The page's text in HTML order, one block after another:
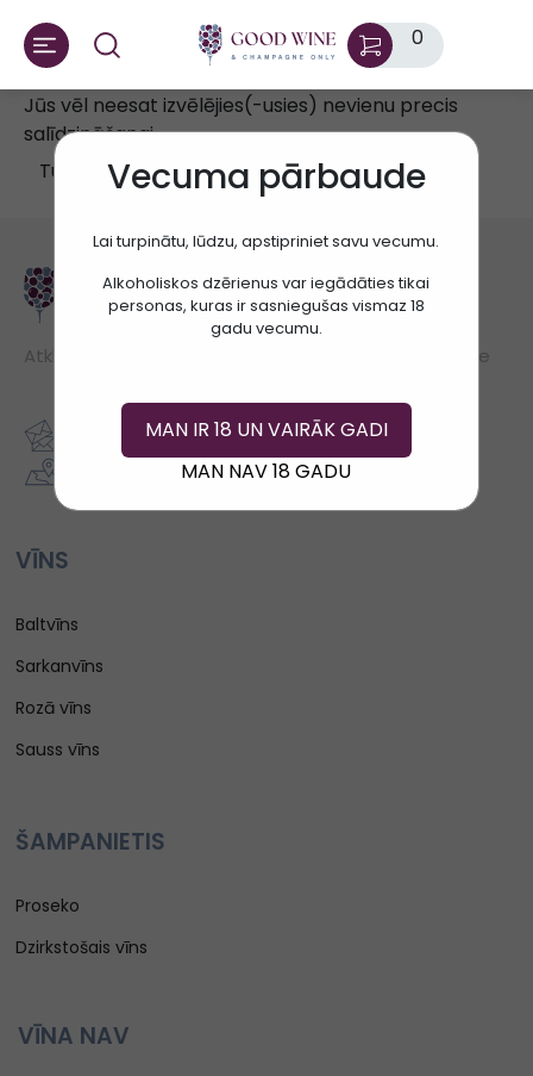
0
Vecuma pārbaude
Lai turpinātu, lūdzu, apstipriniet savu vecumu.
Alkoholiskos dzērienus var iegādāties tikai
personas, kuras ir sasniegušas vismaz 18
gadu vecumu.
MAN IR 18 UN VAIRĀK GADI
MAN NAV 18 GADU
Jūs vēl neesat izvēlējies(-usies) nevienu precis
salīdzināšanai.
Turpināt
Atklājiet labāko vīnu un šampaniešu izlasi Good Wine
hello@goodwine.lv
Gertrudes 44a, Riga, LV-1011
VĪNS
Baltvīns
Sarkanvīns
Rozā vīns
Sauss vīns
ŠAMPANIETIS
Proseko
Dzirkstošais vīns
VĪNA NAV